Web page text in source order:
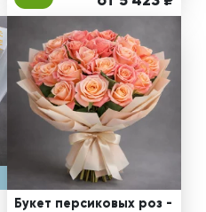
Букет персиковых роз -